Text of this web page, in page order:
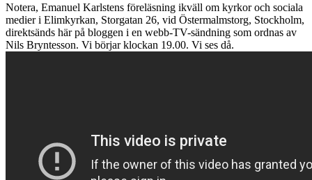
Notera, Emanuel Karlstens föreläsning ikväll om kyrkor och sociala
medier i Elimkyrkan, Storgatan 26, vid Östermalmstorg, Stockholm,
direktsänds här på bloggen i en webb-TV-sändning som ordnas av
Nils Bryntesson. Vi börjar klockan 19.00. Vi ses då.